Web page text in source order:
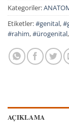
Kategoriler:
Etiketler:#genital,
#rahim,#ürogenital,
AÇIKLAMA